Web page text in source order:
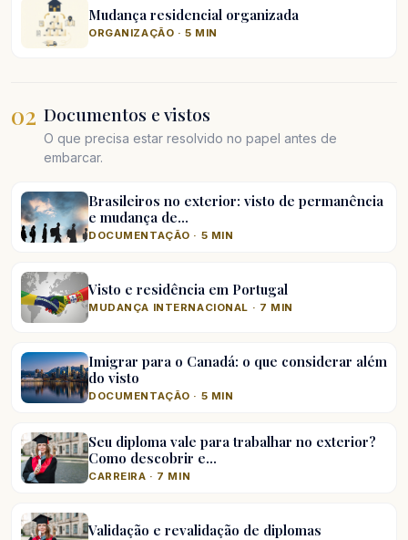
Mudança residencial organizada
ORGANIZAÇÃO · 5 MIN
02 Documentos e vistos
O que precisa estar resolvido no papel antes de
embarcar.
Brasileiros no exterior: visto de permanência
e mudança de…
DOCUMENTAÇÃO · 5 MIN
Visto e residência em Portugal
MUDANÇA INTERNACIONAL · 7 MIN
Imigrar para o Canadá: o que considerar além
do visto
DOCUMENTAÇÃO · 5 MIN
Seu diploma vale para trabalhar no exterior?
Como descobrir e…
CARREIRA · 7 MIN
Validação e revalidação de diplomas